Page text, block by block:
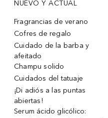
NUEVO Y ACTUAL
Fragrancias de verano
Cofres de regalo
Cuidado de la barba y
afeitado
Champu solido
Cuidados del tatuaje
¡Di adiós a las puntas
abiertas!
Serum ácido glicólico: